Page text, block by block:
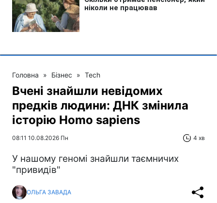
Головна » Бізнес » Tech
Вчені знайшли невідомих
предків людини: ДНК змінила
історію Homo sapiens
08:11 10.08.2026 Пн 4 хв
У нашому геномі знайшли таємничих
"привидів"
ОЛЬГА ЗАВАДА